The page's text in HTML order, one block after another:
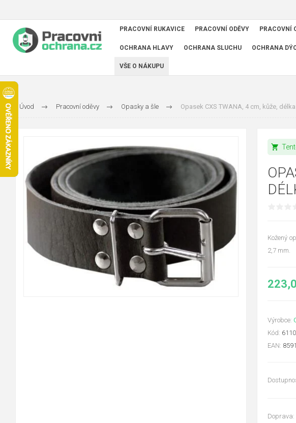
PRACOVNÍ RUKAVICE PRACOVNÍ ODĚVY PRACOVNÍ
OCHRANA HLAVY OCHRANA SLUCHU OCHRANA
VŠE O NÁKUPU
Úvod Pracovní oděvy Opasky a šle Opasek CXS TWANA, 4 cm, kůže,
shopping_cart
Kožený
2,7 mm.
Výrobce:
Kód:
EAN:
Doprava: